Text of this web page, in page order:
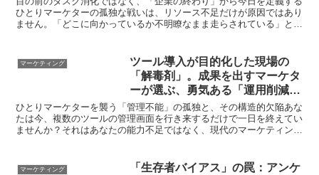
ひとりマーケターの孤独な戦いは、リソース不足だけが原因ではあり
ません。「どこに向かっているか不明瞭なまま走らされている」とい
マーケティング
ツール導入が目的化した現場の
「解毒剤」。成果を出すマーケタ
ーが選ぶ、勇気ある「運用削減」
と「本質の回帰」
ひとりマーケターを襲う「管理不能」の孤独と、その構造的欠陥あな
たは今、複数のツールの管理画面を行き来するだけで一日を終えてい
ませんか？それはあなたの能力不足ではなく、現代のマーケティング
マーケティング
「生存者バイアス」の罠：アンケ